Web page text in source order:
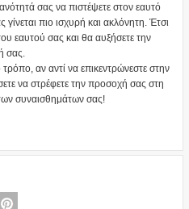
σας να πιστέψετε στον εαυτό
πιο ισχυρή και ακλόνητη. Έτσι
εαυτού σας και θα αυξήσετε την
σας.
αν αντί να επικεντρώνεστε στην
να στρέφετε την προσοχή σας στη
συναισθημάτων σας!